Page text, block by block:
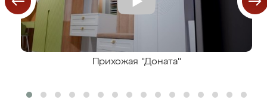
Прихожая "Доната"